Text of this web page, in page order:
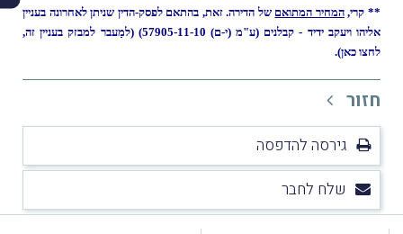
** קרי,המחיר המתואם של הדירה. זאת, בהתאם לפסק-הדין שניתן לאחרונה בעניין
אליהו ויעקב ידיד - קבלנים (ע"מ (י-ם) 57905-11-10
) (למַעבר למבזק בעניין זה,
לחצו כאן).
חזור
גירסה להדפסה
שלח לחבר